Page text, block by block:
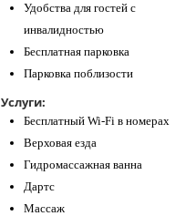
Удобства для гостей с
инвалидностью
Бесплатная парковка
Парковка поблизости
Услуги:
Бесплатный Wi-Fi в номерах
Верховая езда
Гидромассажная ванна
Дартс
Массаж